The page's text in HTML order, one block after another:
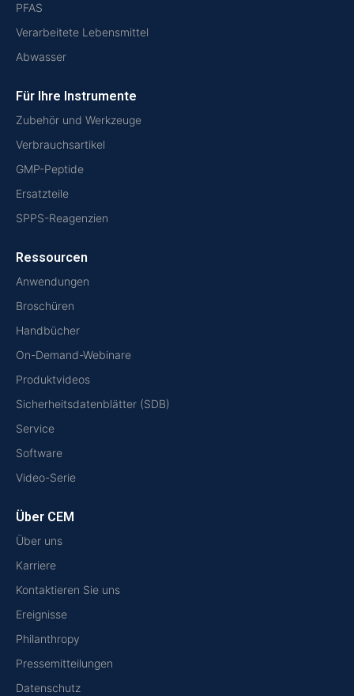
PFAS
Verarbeitete Lebensmittel
Abwasser
Für Ihre Instrumente
Zubehör und Werkzeuge
Verbrauchsartikel
GMP-Peptide
Ersatzteile
SPPS-Reagenzien
Ressourcen
Anwendungen
Broschüren
Handbücher
On-Demand-Webinare
Produktvideos
Sicherheitsdatenblätter (SDB)
Service
Software
Video-Serie
Über CEM
Über uns
Karriere
Kontaktieren Sie uns
Ereignisse
Philanthropy
Pressemitteilungen
Datenschutz